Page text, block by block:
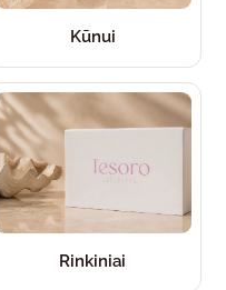
Kūnui
Rinkiniai